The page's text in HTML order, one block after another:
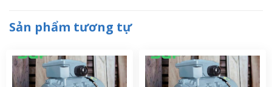
Sản phẩm tương tự